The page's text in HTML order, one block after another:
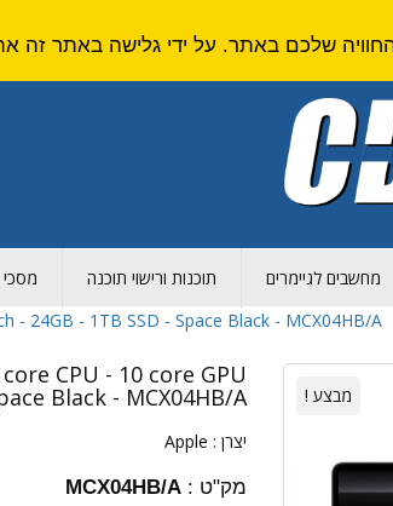
מחשבים לגיימרים תוכנות ורישוי תוכנה
- 24GB - 1TB SSD - Space Black - MCX04HB/A
מבצע !
CPU - 10 core GPU
Black - MCX04HB/A
יצרן : Apple
מק"ט : MCX04HB/A